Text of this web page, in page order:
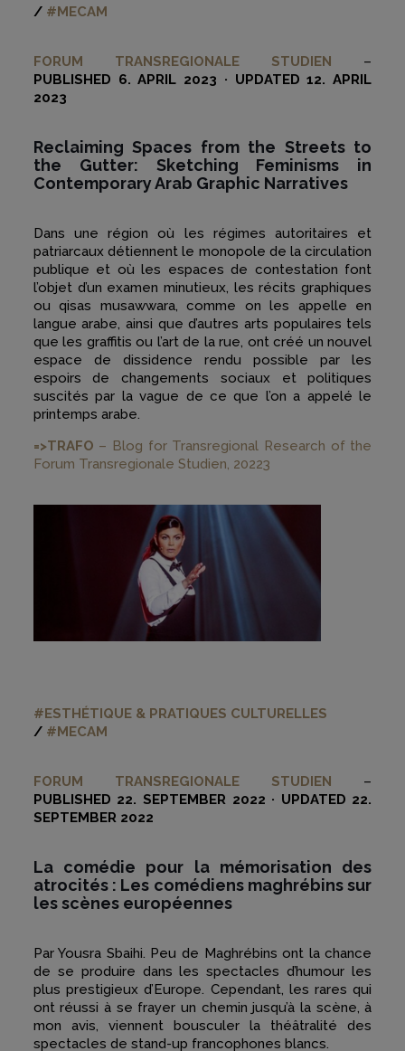
/ #MECAM
FORUM TRANSREGIONALE STUDIEN
–
PUBLISHED 6. APRIL 2023 · UPDATED 12. APRIL
2023
Reclaiming Spaces from the Streets to
the Gutter: Sketching Feminisms in
Contemporary Arab Graphic Narratives
Dans une région où les régimes autoritaires et
patriarcaux détiennent le monopole de la circulation
publique et où les espaces de contestation font
l’objet d’un examen minutieux, les récits graphiques
ou qisas musawwara, comme on les appelle en
langue arabe, ainsi que d’autres arts populaires tels
que les graffitis ou l’art de la rue, ont créé un nouvel
espace de dissidence rendu possible par les
espoirs de changements sociaux et politiques
suscités par la vague de ce que l’on a appelé le
printemps arabe.
=>TRAFO – Blog for Transregional Research of the
Forum Transregionale Studien, 20223
#ESTHÉTIQUE & PRATIQUES CULTURELLES
/ #MECAM
FORUM TRANSREGIONALE STUDIEN
–
PUBLISHED 22. SEPTEMBER 2022 · UPDATED 22.
SEPTEMBER 2022
La comédie pour la mémorisation des
atrocités : Les comédiens maghrébins sur
les scènes européennes
Par Yousra Sbaihi. Peu de Maghrébins ont la chance
de se produire dans les spectacles d’humour les
plus prestigieux d’Europe. Cependant, les rares qui
ont réussi à se frayer un chemin jusqu’à la scène, à
mon avis, viennent bousculer la théâtralité des
spectacles de stand-up francophones blancs.